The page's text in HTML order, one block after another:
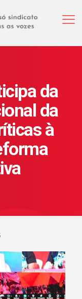
da
da
à